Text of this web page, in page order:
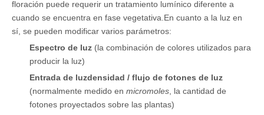
floración puede requerir un tratamiento lumínico diferente a
cuando se encuentra en fase vegetativa.En cuanto a la luz en
sí, se pueden modificar varios parámetros:
Espectro de luz (la combinación de colores utilizados para
producir la luz)
Entrada de luzdensidad / flujo de fotones de luz
(normalmente medido en micromoles, la cantidad de
fotones proyectados sobre las plantas)